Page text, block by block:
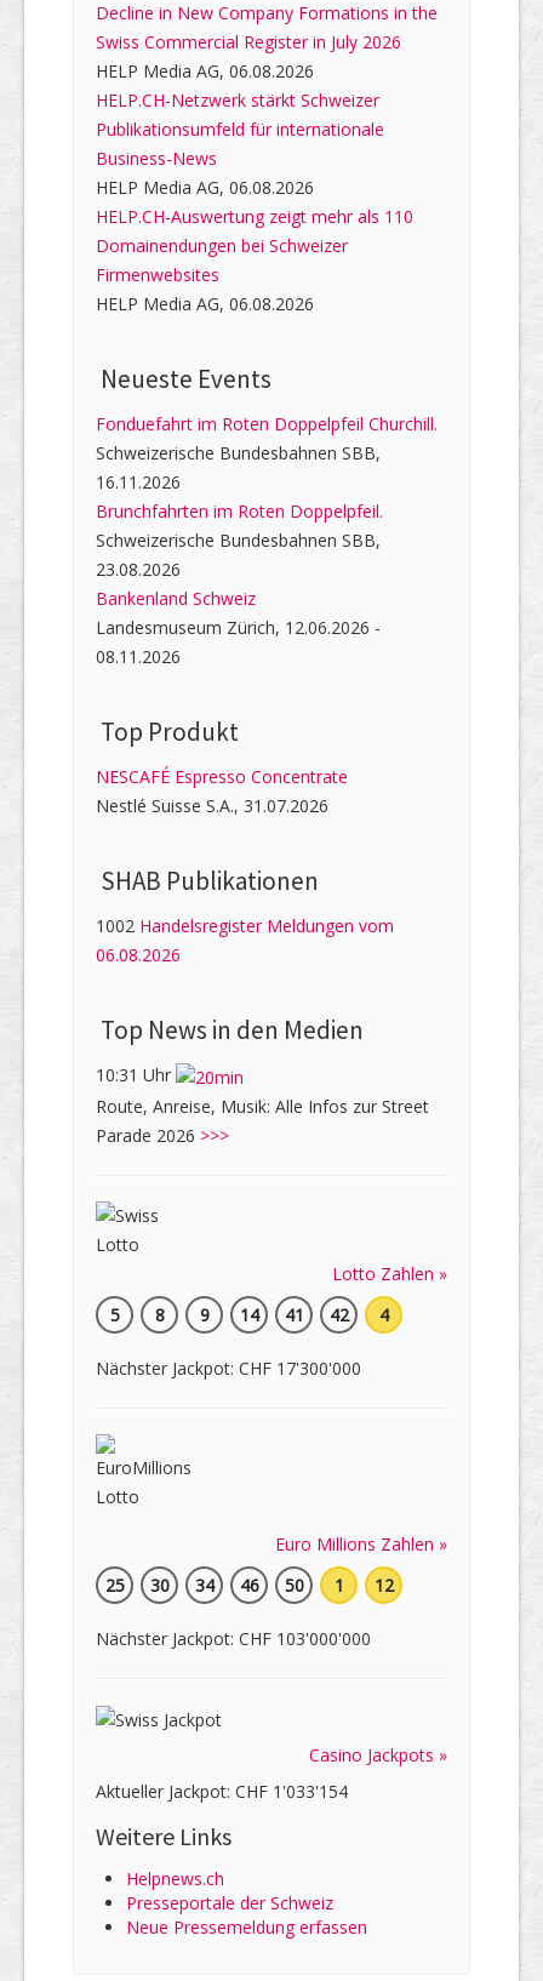
Decline in New Company Formations in the
Swiss Commercial Register in July 2026
HELP Media AG, 06.08.2026
HELP.CH-Netzwerk stärkt Schweizer
Publikationsumfeld für internationale
Business-News
HELP Media AG, 06.08.2026
HELP.CH-Auswertung zeigt mehr als 110
Domainendungen bei Schweizer
Firmenwebsites
HELP Media AG, 06.08.2026
Neueste Events
Fonduefahrt im Roten Doppelpfeil Churchill.
Schweizerische Bundesbahnen SBB,
16.11.2026
Brunchfahrten im Roten Doppelpfeil.
Schweizerische Bundesbahnen SBB,
23.08.2026
Bankenland Schweiz
Landesmuseum Zürich, 12.06.2026 -
08.11.2026
Top Produkt
NESCAFÉ Espresso Concentrate
Nestlé Suisse S.A., 31.07.2026
SHAB Publi­kati­onen
1002 Handelsregister Meldungen vom
06.08.2026
Top News in den Medien
10:31 Uhr
Route, Anreise, Musik: Alle Infos zur Street
Parade 2026 >>>
Lotto Zahlen »
5
8 9 14 41 42 4
Nächster Jackpot: CHF 17'300'000
Euro Millions Zahlen »
25
30 34 46 50 1 12
Nächster Jackpot: CHF 103'000'000
Casino Jackpots »
Aktueller Jackpot: CHF 1'033'154
Weitere Links
Helpnews.ch
Presseportale der Schweiz
Neue Pressemeldung erfassen